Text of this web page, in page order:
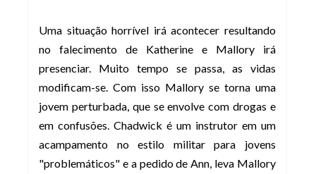
Uma situação horrível irá acontecer resultando
no falecimento de Katherine e Mallory irá
presenciar. Muito tempo se passa, as vidas
modificam-se. Com isso Mallory se torna uma
jovem perturbada, que se envolve com drogas e
em confusões. Chadwick é um instrutor em um
acampamento no estilo militar para jovens
"problemáticos" e a pedido de Ann, leva Mallory